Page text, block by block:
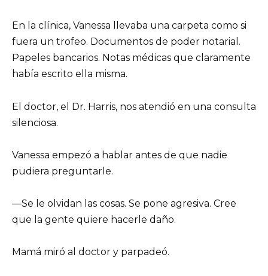
En la clínica, Vanessa llevaba una carpeta como si
fuera un trofeo. Documentos de poder notarial.
Papeles bancarios. Notas médicas que claramente
había escrito ella misma.
El doctor, el Dr. Harris, nos atendió en una consulta
silenciosa.
Vanessa empezó a hablar antes de que nadie
pudiera preguntarle.
—Se le olvidan las cosas. Se pone agresiva. Cree
que la gente quiere hacerle daño.
Mamá miró al doctor y parpadeó.